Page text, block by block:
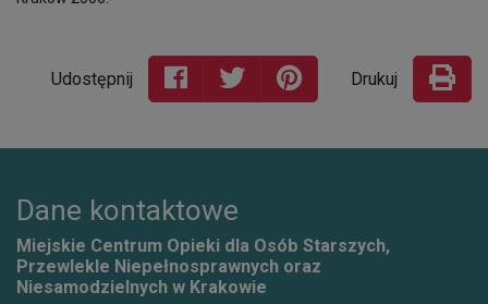
Udostępnij Drukuj
Dane kontaktowe
Miejskie Centrum Opieki dla Osób Starszych,
Przewlekle Niepełnosprawnych oraz
Niesamodzielnych w Krakowie